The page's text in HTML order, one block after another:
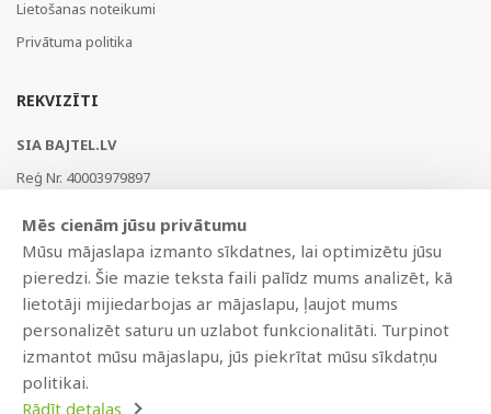
Lietošanas noteikumi
Privātuma politika
REKVIZĪTI
SIA BAJTEL.LV
Reģ Nr. 40003979897
AS Swedbank, HABALV22
LV53HABA0551019240274
Mēs cienām jūsu privātumu
Mūsu mājaslapa izmanto sīkdatnes, lai optimizētu jūsu
pieredzi. Šie mazie teksta faili palīdz mums analizēt, kā
lietotāji mijiedarbojas ar mājaslapu, ļaujot mums
personalizēt saturu un uzlabot funkcionalitāti. Turpinot
izmantot mūsu mājaslapu, jūs piekrītat mūsu sīkdatņu
politikai.
Rādīt detaļas